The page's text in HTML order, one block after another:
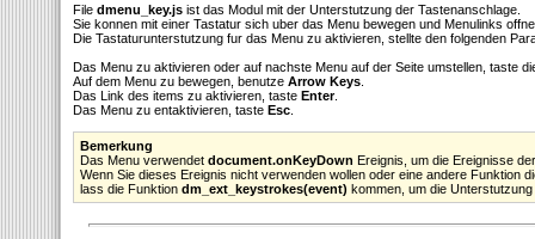
File dmenu_key.js ist das Modul mit der Unterstutzung der Tastenanschlage.
Sie konnen mit einer Tastatur sich uber das Menu bewegen und Menulinks
Die Tastaturunterstutzung fur das Menu zu aktivieren, stellte den folgenden
Das Menu zu aktivieren oder auf nachste Menu auf der Seite umstellen, taste
Auf dem Menu zu bewegen, benutze Arrow Keys
Das Link des items zu aktivieren, taste Enter.
Das Menu zu entaktivieren, taste Esc
Bemerkung
Das Menu verwendet document.onKeyDown Ereignis, um die Ereignisse
Wenn Sie dieses Ereignis nicht verwenden wollen oder eine andere Funktion
lass die Funktion dm_ext_keystrokes(event) kommen, um die